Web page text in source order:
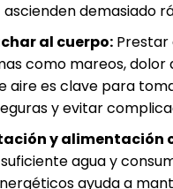
ascienden demasiado
al cuerpo:Prestar
como mareos, dolor
aire es clave para
y evitar
y alimentación
agua y
ayuda a